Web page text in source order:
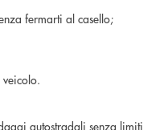
fermarti al casello;
veicolo.
autostradali senza limiti